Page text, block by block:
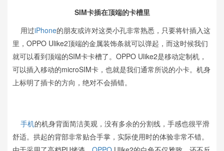
SIM卡插在顶端的卡槽里
用过iPhone的朋友或许对这类小孔非常熟悉，只要将针插入这
里，OPPO Ulike2顶端的金属装饰条就可以弹起，而这时候我们
就可以看到顶端的SIM卡卡槽了。OPPO Ulike2是移动定制机，
可以插入移动的microSIM卡，也就是我们通常所说的小卡。机身
上标明了插卡的方向，绝对不会插错。
手机的机身背面简洁美观，没有多余的分割线，手感也很平滑
舒适。拱起的背部非常贴合手掌，实际使用时的体验非常不错。